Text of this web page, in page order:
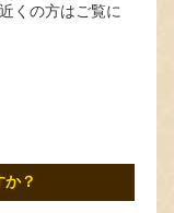
くの方はご覧に
？